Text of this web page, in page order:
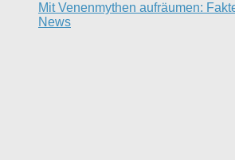
Mit Venenmythen aufräumen:
News